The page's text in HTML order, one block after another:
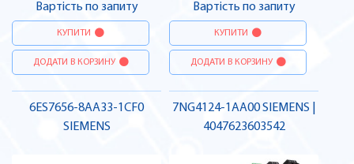
Вартість по запиту
КУПИТИ
ДОДАТИ В КОРЗИНУ
Вартість по запиту
КУПИТИ
ДОДАТИ В КОРЗИНУ
6ES7656-8AA33-1CF0
SIEMENS
7NG4124-1AA00 SIEMENS |
4047623603542